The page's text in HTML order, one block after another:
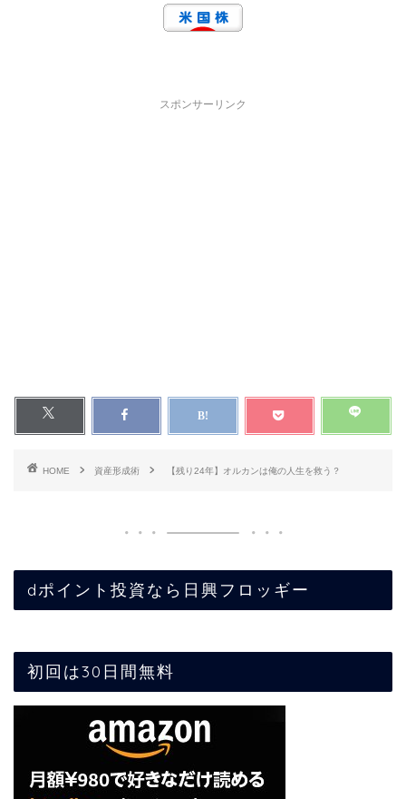
スポンサーリンク
HOME 資産形成術 【残り24年】オルカンは俺の人生を救う？
dポイント投資なら日興フロッギー
初回は30日間無料